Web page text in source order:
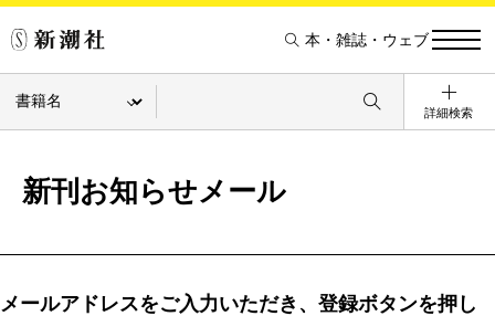
本・雑誌・ウェブ
詳細検索
新刊お知らせメール
メールアドレスをご入力いただき、登録ボタンを押し